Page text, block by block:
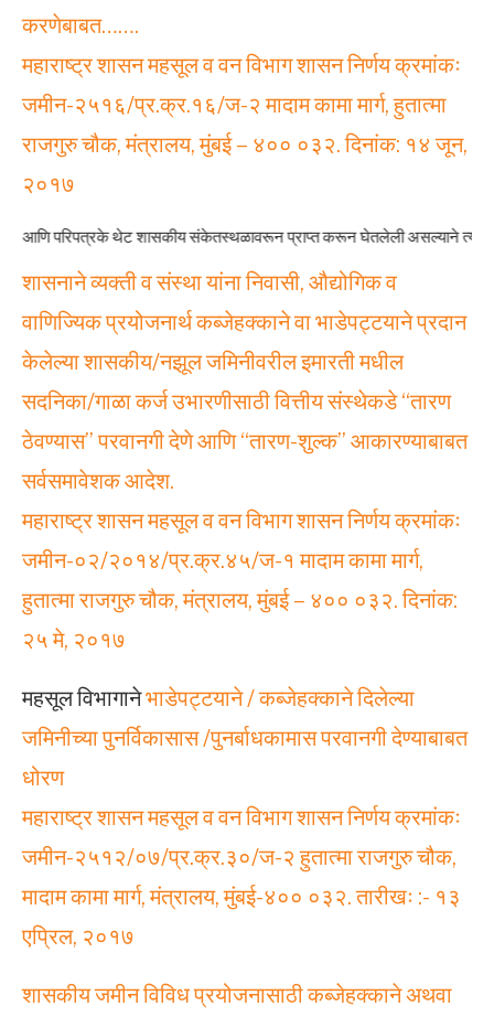
करणेबाबत…….
महाराष्ट्र शासन महसूल व वन विभाग शासन निर्णय क्रमांकः
जमीन-२५१६/प्र.क्र.१६/ज-२ मादाम कामा मार्ग, हुतात्मा
राजगुरु चौक, मंत्रालय, मुंबई – ४०० ०३२. दिनांक: १४ जून,
२०१७
थेट शासकीय संकेतस्थळावरून प्राप्त करून घेतलेली असल्याने त्यात कोणताही बदल
शासनाने व्यक्ती व संस्था यांना निवासी, औद्योगिक व
वाणिज्यिक प्रयोजनार्थ कब्जेहक्काने वा भाडेपट्टयाने प्रदान
केलेल्या शासकीय/नझूल जमिनीवरील इमारती मधील
सदनिका/गाळा कर्ज उभारणीसाठी वित्तीय संस्थेकडे “तारण
ठेवण्यास” परवानगी देणे आणि “तारण-शुल्क” आकारण्याबाबत
सर्वसमावेशक आदेश.
महाराष्ट्र शासन महसूल व वन विभाग शासन निर्णय क्रमांकः
जमीन-०२/२०१४/प्र.क्र.४५/ज-१ मादाम कामा मार्ग,
हुतात्मा राजगुरु चौक, मंत्रालय, मुंबई – ४०० ०३२. दिनांक:
२५ मे, २०१७
महसूल विभागानेभाडेपट्टयाने / कब्जेहक्काने दिलेल्या
जमिनीच्या पुनर्विकासास /पुनर्बाधकामास परवानगी देण्याबाबत
धोरण
महाराष्ट्र शासन महसूल व वन विभाग शासन निर्णय क्रमांकः
जमीन-२५१२/०७/प्र.क्र.३०/ज-२ हुतात्मा राजगुरु चौक,
मादाम कामा मार्ग, मंत्रालय, मुंबई-४०० ०३२. तारीखः :- १३
एप्रिल, २०१७
शासकीय जमीन विविध प्रयोजनासाठी कब्जेहक्काने अथवा